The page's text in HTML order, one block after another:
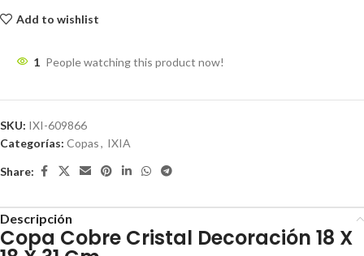
Add to wishlist
1 People watching this product now!
SKU: IXI-609866
Categorías: Copas, IXIA
Share:
Descripción
Copa Cobre Cristal Decoración 18 X